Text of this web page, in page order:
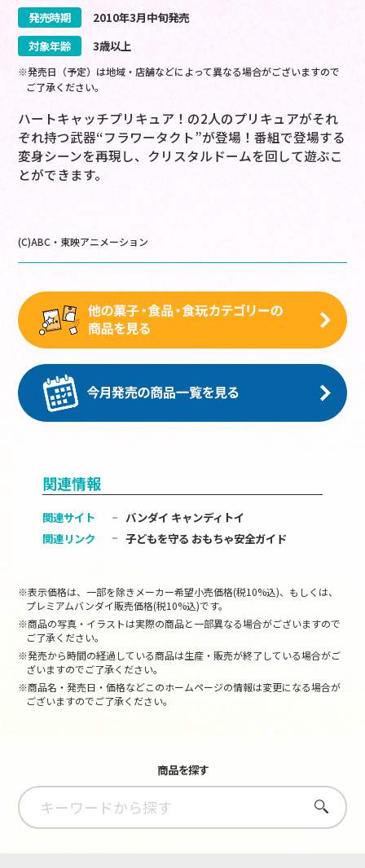
発売時期
2010年3月中旬発売
対象年齢
3歳以上
※発売日（予定）は地域・店舗などによって異なる場合がございますので
ご了承ください。
ハートキャッチプリキュア！の2人のプリキュアがそれ
ぞれ持つ武器“フラワータクト”が登場！番組で登場する
変身シーンを再現し、クリスタルドームを回して遊ぶこ
とができます。
(C)ABC・東映アニメーション
関連情報
関連サイト
バンダイ キャンディトイ
関連リンク
子どもを守る おもちゃ安全ガイド
※表示価格は、一部を除きメーカー希望小売価格(税10%込)、もしくは、
プレミアムバンダイ販売価格(税10%込)です。
※商品の写真・イラストは実際の商品と一部異なる場合がございますので
ご了承ください。
※発売から時間の経過している商品は生産・販売が終了している場合がご
ざいますのでご了承ください。
※商品名・発売日・価格などこのホームページの情報は変更になる場合が
ございますのでご了承ください。
商品を探す
さがす